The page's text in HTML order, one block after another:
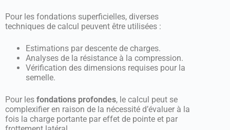
Pour les fondations superficielles, diverses
techniques de calcul peuvent être utilisées :
Estimations par descente de charges.
Analyses de la résistance à la compression.
Vérification des dimensions requises pour la
semelle.
Pour les fondations profondes, le calcul peut se
complexifier en raison de la nécessité d’évaluer à la
fois la charge portante par effet de pointe et par